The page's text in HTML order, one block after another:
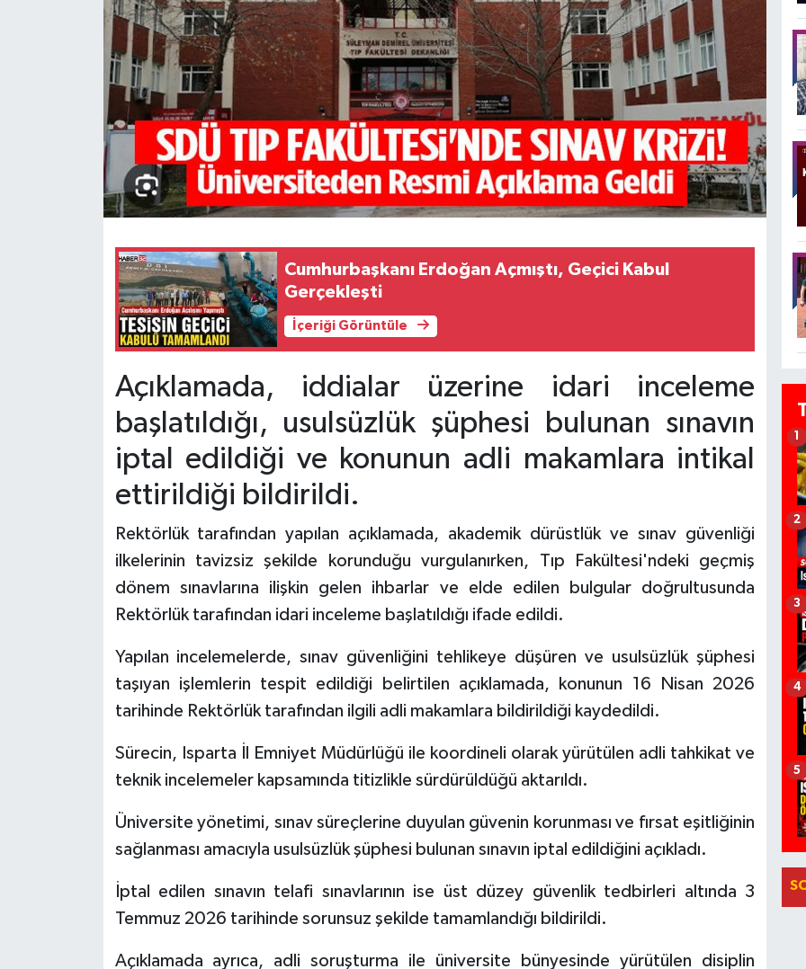
Cumhurbaşkanı Erdoğan Açmıştı, Geçici Kabul
Gerçekleşti
İçeriği Görüntüle
Açıklamada, iddialar üzerine idari inceleme
başlatıldığı, usulsüzlük şüphesi bulunan sınavın
iptal edildiği ve konunun adli makamlara intikal
ettirildiği bildirildi.
Rektörlük tarafından yapılan açıklamada, akademik dürüstlük ve sınav güvenliği
ilkelerinin tavizsiz şekilde korunduğu vurgulanırken, Tıp Fakültesi'ndeki geçmiş
dönem sınavlarına ilişkin gelen ihbarlar ve elde edilen bulgular doğrultusunda
Rektörlük tarafından idari inceleme başlatıldığı ifade edildi.
Yapılan incelemelerde, sınav güvenliğini tehlikeye düşüren ve usulsüzlük şüphesi
taşıyan işlemlerin tespit edildiği belirtilen açıklamada, konunun 16 Nisan 2026
tarihinde Rektörlük tarafından ilgili adli makamlara bildirildiği kaydedildi.
Sürecin, Isparta İl Emniyet Müdürlüğü ile koordineli olarak yürütülen adli tahkikat ve
teknik incelemeler kapsamında titizlikle sürdürüldüğü aktarıldı.
Üniversite yönetimi, sınav süreçlerine duyulan güvenin korunması ve fırsat eşitliğinin
sağlanması amacıyla usulsüzlük şüphesi bulunan sınavın iptal edildiğini açıkladı.
İptal edilen sınavın telafi sınavlarının ise üst düzey güvenlik tedbirleri altında 3
Temmuz 2026 tarihinde sorunsuz şekilde tamamlandığı bildirildi.
Açıklamada ayrıca, adli soruşturma ile üniversite bünyesinde yürütülen disiplin
1
2
3
4
5
MAGAZİN
POLİTİKA
RESMİ İLANLAR
SAĞLIK
Tarihi Yapılarımız